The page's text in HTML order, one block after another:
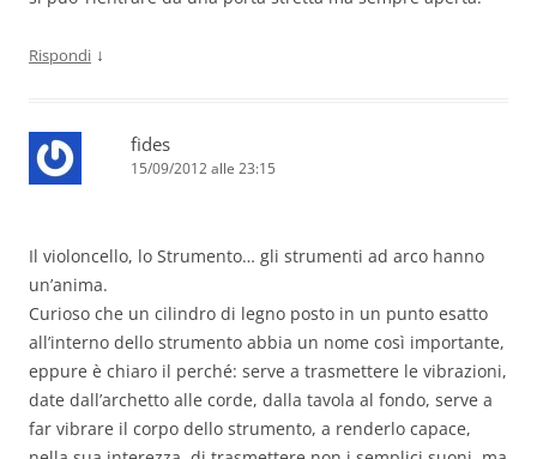
Rispondi ↓
fides
15/09/2012 alle 23:15
Il violoncello, lo Strumento… gli strumenti ad arco hanno
un’anima.
Curioso che un cilindro di legno posto in un punto esatto
all’interno dello strumento abbia un nome così importante,
eppure è chiaro il perché: serve a trasmettere le vibrazioni,
date dall’archetto alle corde, dalla tavola al fondo, serve a
far vibrare il corpo dello strumento, a renderlo capace,